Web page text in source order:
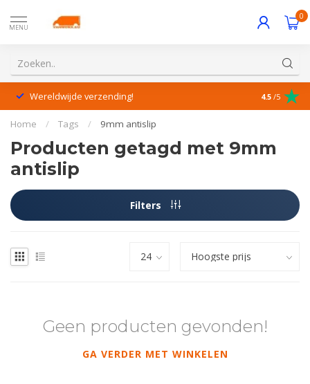
MENU
0
Wereldwijde verzending! 4.5 /5
Home / Tags / 9mm antislip
Producten getagd met 9mm
antislip
Filters
Geen producten gevonden!
GA VERDER MET WINKELEN